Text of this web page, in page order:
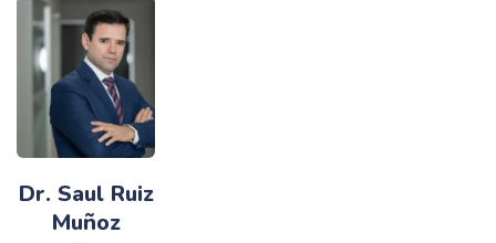
Dr. Saul Ruiz
Muñoz